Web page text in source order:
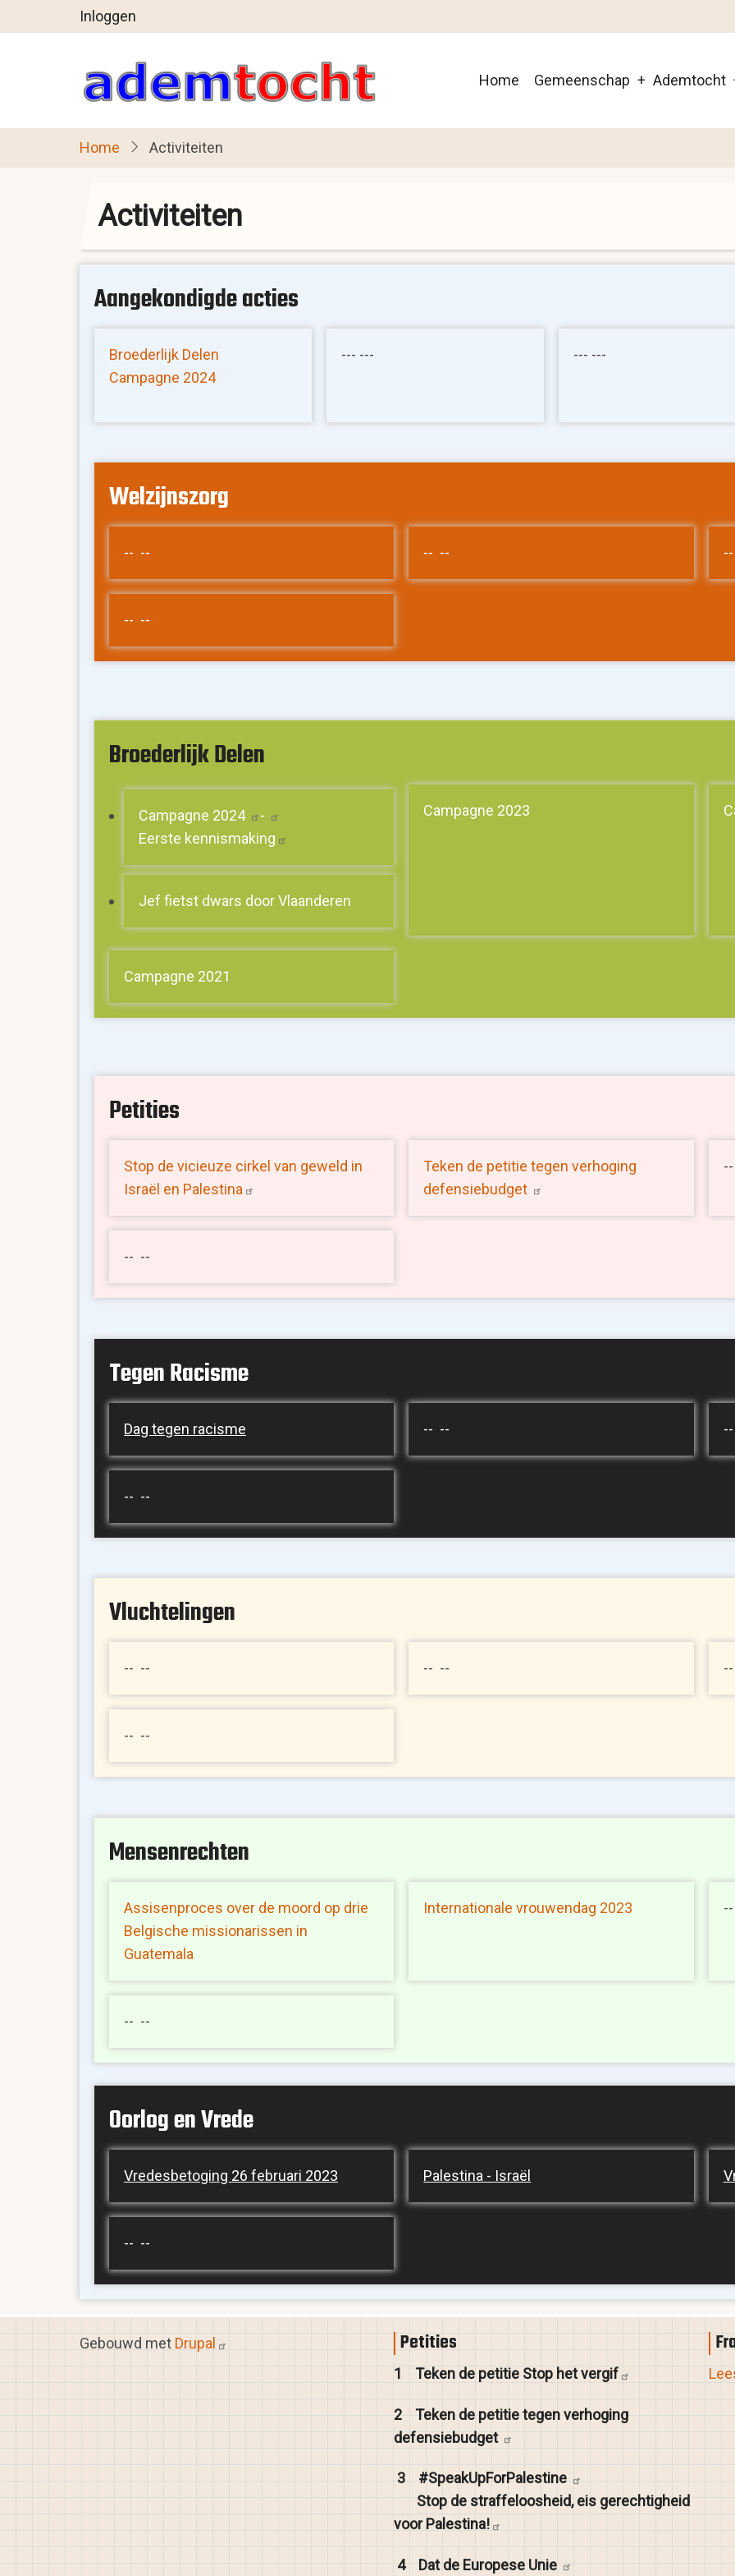
en
gaan
User
account
menu
Inloggen
Main
Home Gemeenschap Ademtocht
Home Activiteiten
Activiteiten
Aangekondigde acties
Broederlijk Delen
Campagne 2024
--- --- --- ---
Welzijnszorg
-- -- -- --
-- --
Broederlijk Delen
Campagne 2024
-
Eerste kennismaking
Jef fietst dwars door Vlaanderen
Campagne 2023
Campagne 2021
Petities
Stop de vicieuze cirkel van geweld in
Israël en Palestina
Teken de petitie tegen verhoging
defensiebudget
-- --
Tegen Racisme
Dag tegen racisme -- --
-- --
Vluchtelingen
-- -- -- --
-- --
Mensenrechten
Assisenproces over de moord op drie
Belgische missionarissen in
Guatemala
Internationale vrouwendag 2023
-- --
Oorlog en Vrede
Vredesbetoging 26 februari 2023 Palestina - Israël
-- --
Gebouwd met Drupal Petities
1Teken de petitie Stop hetvergif
2Teken de petitie tegen verhoging
defensiebudget
3
#SpeakUpForPalestine
Stop de straffeloosheid, eis gerechtigheid
voorPalestina!
4 Dat de Europese Unie